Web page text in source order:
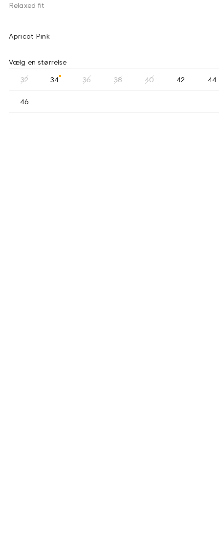
Relaxed fit
Apricot Pink
Vælg en størrelse
32 34 36 38 40 42 44
46